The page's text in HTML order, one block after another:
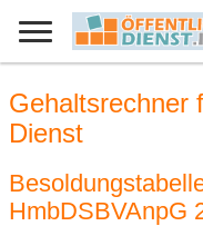
Gehaltsrechner
Dienst
HmbDSBVAnpG